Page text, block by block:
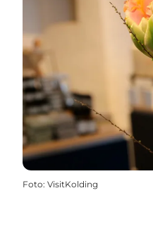
Foto: VisitKolding